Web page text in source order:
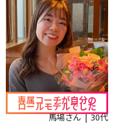
専属コーチが自分の
ロールモデルでした
馬場さん | 30代